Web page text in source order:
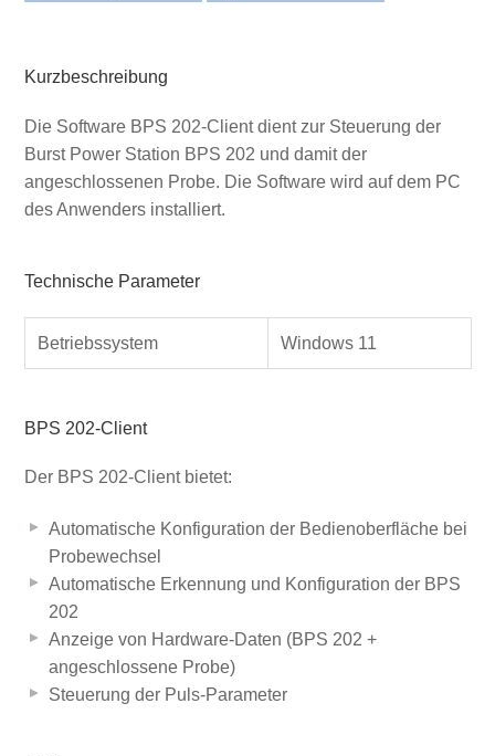
Kurzbeschreibung
Die Software BPS 202-Client dient zur Steuerung der
Burst Power Station BPS 202 und damit der
angeschlossenen Probe. Die Software wird auf dem PC
des Anwenders installiert.
Technische Parameter
Betriebssystem Windows 11
BPS 202-Client
Der BPS 202-Client bietet:
Automatische Konfiguration der Bedienoberfläche bei
Probewechsel
Automatische Erkennung und Konfiguration der BPS
202
Anzeige von Hardware-Daten (BPS 202 +
angeschlossene Probe)
Steuerung der Puls-Parameter